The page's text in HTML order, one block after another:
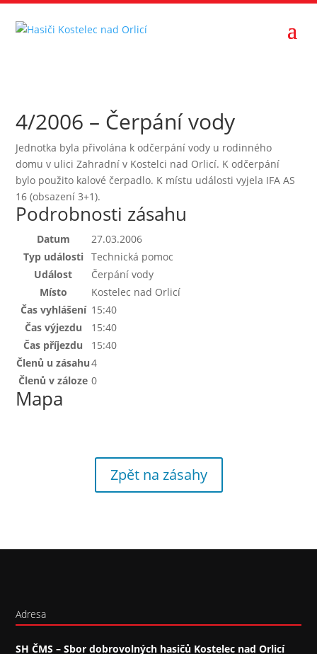
4/2006 – Čerpání vody
Jednotka byla přivolána k odčerpání vody u rodinného
domu v ulici Zahradní v Kostelci nad Orlicí. K odčerpání
bylo použito kalové čerpadlo. K místu události vyjela IFA AS
16 (obsazení 3+1).
Podrobnosti zásahu
Datum
27.03.2006
Typ události
Technická pomoc
Událost
Čerpání vody
Místo
Kostelec nad Orlicí
Čas vyhlášení 15:40
Čas výjezdu
15:40
Čas příjezdu
15:40
Členů u zásahu4
Členů v záloze 0
Mapa
Zpět na zásahy
Adresa
SH ČMS – Sbor dobrovolných hasičů Kostelec nad Orlicí